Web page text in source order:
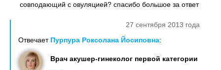
совподающий с овуляцией? спасибо большое за ответ
27 сентября 2013 года
Отвечает Пурпура Роксолана Йосиповна:
Врач акушер-гинеколог первой категории